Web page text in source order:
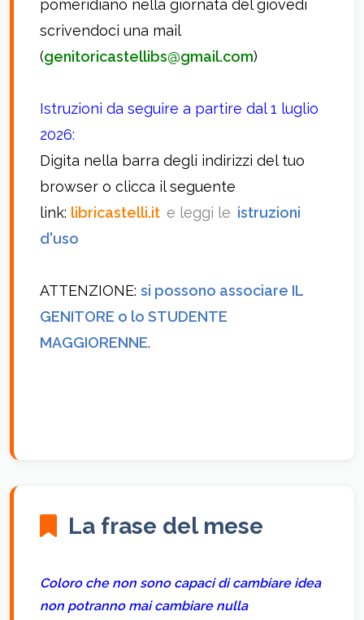
pomeridiano nella giornata del giovedì
scrivendoci una mail
(genitoricastellibs@gmail.com)
Istruzioni da seguire a partire dal 1 luglio
2026:
Digita nella barra degli indirizzi del tuo
browser o clicca il seguente
link: libricastelli.it e leggi le istruzioni
d'uso
ATTENZIONE: si possono associare IL
GENITORE o lo STUDENTE
MAGGIORENNE.
La frase del mese
Coloro che non sono capaci di cambiare idea
non potranno mai cambiare nulla